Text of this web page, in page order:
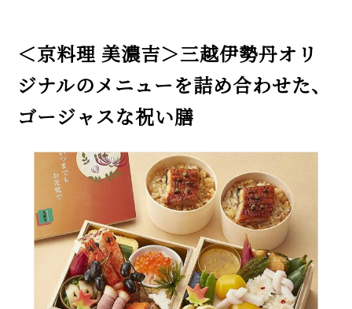
＜京料理 美濃吉＞三越伊勢丹オリ
ジナルのメニューを詰め合わせた、
ゴージャスな祝い膳